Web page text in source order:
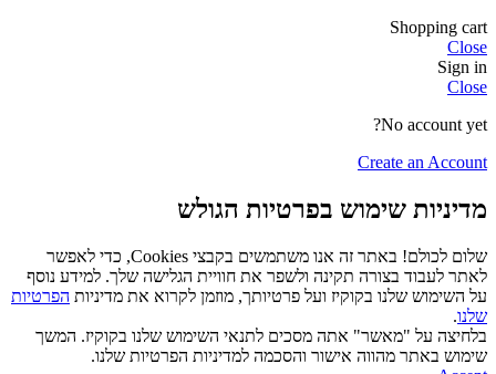
Shopping cart
Close
Sign in
Close
No account yet?
Create an Account
מדיניות שימוש בפרטיות הגולש
שלום לכולם! באתר זה אנו משתמשים בקבצי Cookies, כדי לאפשר
לאתר לעבוד בצורה תקינה ולשפר את חוויית הגלישה שלך. למידע נוסף
על השימוש שלנו בקוקיז ועל פרטיותך, מוזמן לקרוא את מדיניות הפרטיות
שלנו.
בלחיצה על "מאשר" אתה מסכים לתנאי השימוש שלנו בקוקיז. המשך
שימוש באתר מהווה אישור והסכמה למדיניות הפרטיות שלנו.